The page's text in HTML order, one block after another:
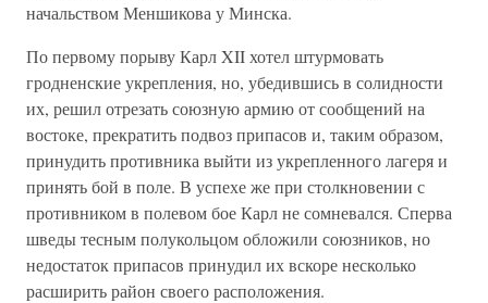
начальством Меншикова у Минска.
По первому порыву Карл XII хотел штурмовать
гродненские укрепления, но, убедившись в солидности
их, решил отрезать союзную армию от сообщений на
востоке, прекратить подвоз припасов и, таким образом,
принудить противника выйти из укрепленного лагеря и
принять бой в поле. В успехе же при столкновении с
противником в полевом бое Карл не сомневался. Сперва
шведы тесным полукольцом обложили союзников, но
недостаток припасов принудил их вскоре несколько
расширить район своего расположения.